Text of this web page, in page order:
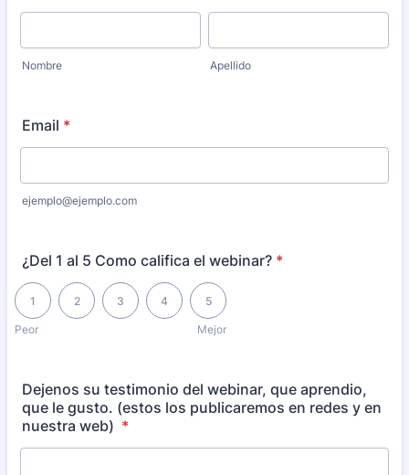
Nombre Apellido
Email *
ejemplo@ejemplo.com
¿Del 1 al 5 Como califica el webinar? *
Peor
1 2 3 4
Mejor
5
1 is Peor, 5 is Mejor
Dejenos su testimonio del webinar, que aprendio,
que le gusto. (estos los publicaremos en redes y en
nuestra web) *